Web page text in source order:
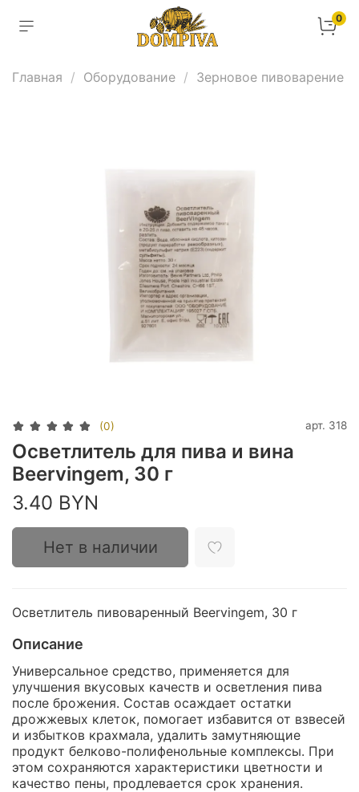
0
Главная Оборудование Зерновое пивоварение
(0) арт. 318
Осветлитель для пива и вина
Beervingem, 30 г
3.40 BYN
Нет в наличии
Осветлитель пивоваренный Beervingem, 30 г
Описание
Универсальное средство, применяется для
улучшения вкусовых качеств и осветления пива
после брожения. Состав осаждает остатки
дрожжевых клеток, помогает избавится от взвесей
и избытков крахмала, удалить замутняющие
продукт белково-полифенольные комплексы. При
этом сохраняются характеристики цветности и
качество пены, продлевается срок хранения.